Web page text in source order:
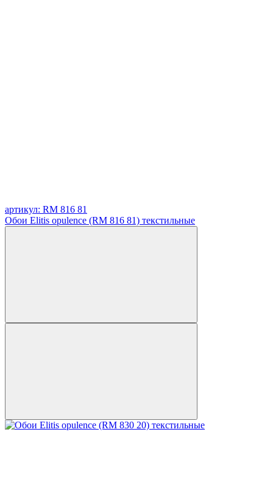
артикул: RM 816 81
Обои Elitis opulence (RM 816 81) текстильные